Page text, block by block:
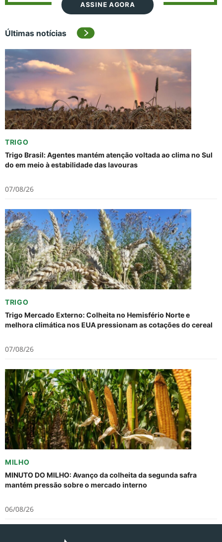
ASSINE AGORA
Últimas notícias
TRIGO
Trigo Brasil: Agentes mantém atenção voltada ao clima no Sul
do em meio à estabilidade das lavouras
07/08/26
TRIGO
Trigo Mercado Externo: Colheita no Hemisfério Norte e
melhora climática nos EUA pressionam as cotações do cereal
07/08/26
MILHO
MINUTO DO MILHO: Avanço da colheita da segunda safra
mantém pressão sobre o mercado interno
06/08/26